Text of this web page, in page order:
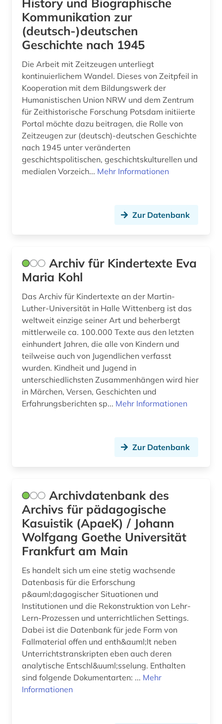
geschichte 1900-2000 (1)
geschichte 1945- (1)
geschichtswissenschaft (1)
geschlechterforschung (2)
gesetz (2)
gesetze (1)
gesundheit (4)
gewalt (2)
globales lernen (1)
globalisierung (4)
goethe (1)
grundschule (2)
grundschulunterricht (1)
gruppenspiel (1)
gymnasium philanthopinum (1)
handel (4)
handicap (1)
hauptschule (2)
hebräisch (1)
heilberuf (1)
heilerziehung (1)
heilpädagogik (1)
heim (1)
heimunterbringung (1)
History und Biographische
Kommunikation zur
(deutsch-)deutschen
Geschichte nach 1945
Die Arbeit mit Zeitzeugen unterliegt
kontinuierlichem Wandel. Dieses von Zeitpfeil in
Kooperation mit dem Bildungswerk der
Humanistischen Union NRW und dem Zentrum
für Zeithistorische Forschung Potsdam initiierte
Portal möchte dazu beitragen, die Rolle von
Zeitzeugen zur (deutsch)-deutschen Geschichte
nach 1945 unter veränderten
geschichtspolitischen, geschichtskulturellen und
medialen Vorzeich... Mehr Informationen
Zur Datenbank
Archiv für Kindertexte Eva
Maria Kohl
Das Archiv für Kindertexte an der Martin-
Luther-Universität in Halle Wittenberg ist das
weltweit einzige seiner Art und beherbergt
mittlerweile ca. 100.000 Texte aus den letzten
einhundert Jahren, die alle von Kindern und
teilweise auch von Jugendlichen verfasst
wurden. Kindheit und Jugend in
unterschiedlichsten Zusammenhängen wird hier
in Märchen, Versen, Geschichten und
Erfahrungsberichten sp... Mehr Informationen
Zur Datenbank
Archivdatenbank des
Archivs für pädagogische
Kasuistik (ApaeK) / Johann
Wolfgang Goethe Universität
Frankfurt am Main
Es handelt sich um eine stetig wachsende
Datenbasis für die Erforschung
p&auml;dagogischer Situationen und
Institutionen und die Rekonstruktion von Lehr-
Lern-Prozessen und unterrichtlichen Settings.
Dabei ist die Datenbank für jede Form von
Fallmaterial offen und enth&auml;lt neben
Unterrichtstranskripten eben auch deren
analytische Entschl&uuml;sselung. Enthalten
sind folgende Dokumentarten: ... Mehr
Informationen